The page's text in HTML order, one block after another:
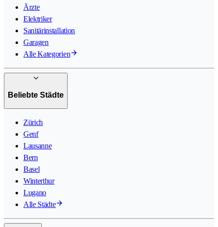
Ärzte
Elektriker
Sanitärinstallation
Garagen
Alle Kategorien
Beliebte Städte
Zürich
Genf
Lausanne
Bern
Basel
Winterthur
Lugano
Alle Städte